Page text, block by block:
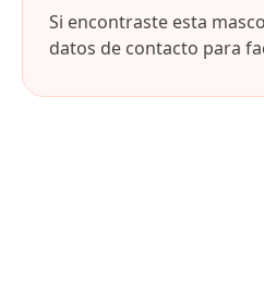
Si encontraste esta
datos de contacto para